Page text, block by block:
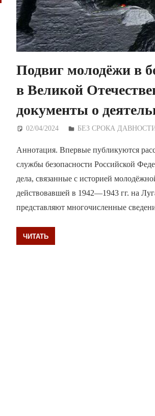
Подвиг молодёжи в
в Великой
документы о
02/04/2024 Дежурный по Редакции
БЕЗ СРОКА
Аннотация. Впервые публикуются
службы безопасности Российской
дела, связанные с историей
действовавшей в 1942—1943 гг. на
представляют многочисленные
ЧИТАТЬ